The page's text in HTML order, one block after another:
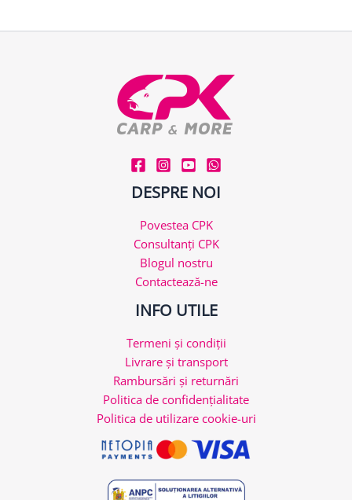
DESPRE NOI
Povestea CPK
Consultanți CPK
Blogul nostru
Contactează-ne
INFO UTILE
Termeni și condiții
Livrare și transport
Rambursări și returnări
Politica de confidențialitate
Politica de utilizare cookie-uri